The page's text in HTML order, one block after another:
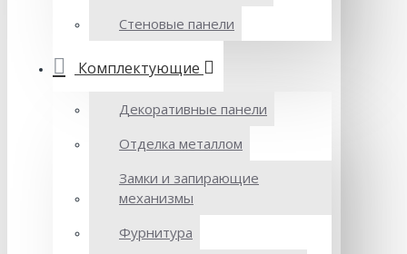
Стеновые панели
Комплектующие
Декоративные панели
Отделка металлом
Замки и запирающие
механизмы
Фурнитура